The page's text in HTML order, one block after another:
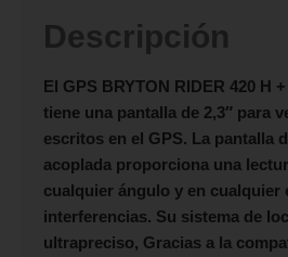
Descripción
El GPS BRYTON RIDER 420 H +
tiene una pantalla de 2,3″ para
escritos en el GPS. La pantalla
acoplada proporciona una
cualquier ángulo y en cualquier
interferencias. Su sistema de
ultrapreciso, Gracias a la